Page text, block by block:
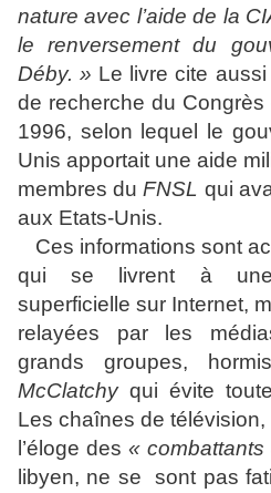
nature avec l’aide de la
le renversement du
Déby. » Le livre cite
de recherche du
1996, selon lequel le
Unis apportait une aide
membres duFNSL qui
aux Etats-Unis.
Ces informations sont
qui se livrent à une
superficielle sur Internet,
relayées par les
grands groupes,
McClatchyqui évite
Les chaînes de
l’éloge des«
libyen, ne se sont pas